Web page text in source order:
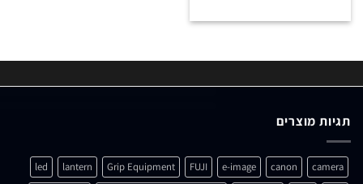
תגיות מוצרים
camera
canon
e-image
FUJI
Grip Equipment
lantern
led